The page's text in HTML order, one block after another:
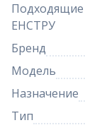
Подходящие
ЕНСТРУ
Бренд
Модель
Назначение
Тип